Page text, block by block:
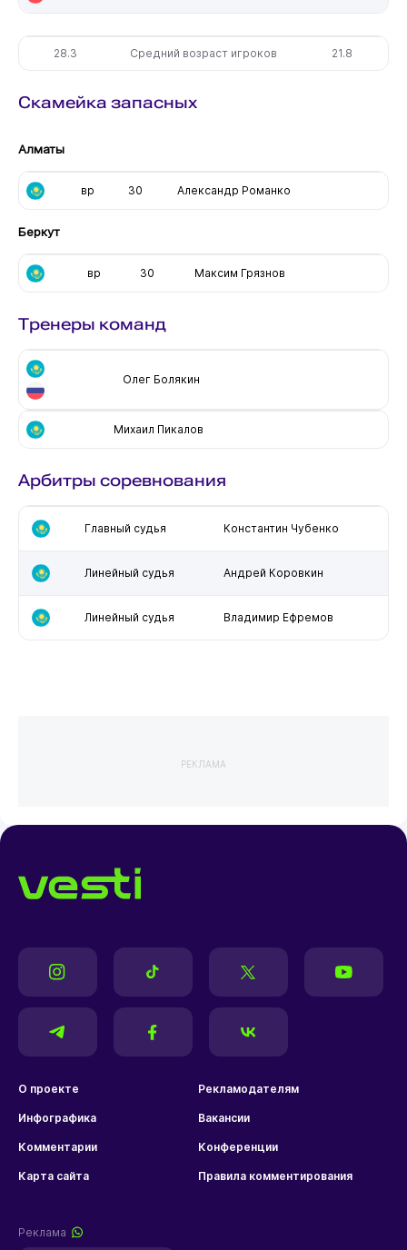
28.3 Средний возраст игроков 21.8
Скамейка запасных
Алматы
вр 30 Александр Романко
Беркут
вр 30 Максим Грязнов
Тренеры команд
Олег Болякин
Михаил Пикалов
Арбитры соревнования
Главный судья Константин Чубенко
Линейный судья Андрей Коровкин
Линейный судья Владимир Ефремов
РЕКЛАМА
О проекте Рекламодателям
Инфографика Вакансии
Комментарии Конференции
Карта сайта Правила комментирования
Реклама